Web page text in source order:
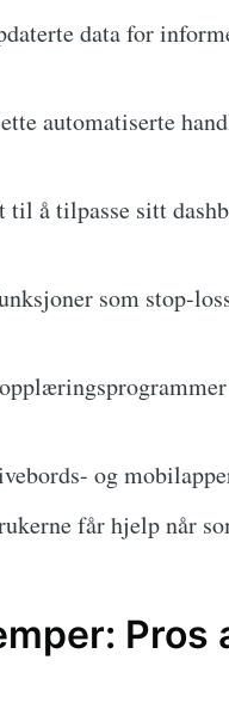
data for
automatiserte
til å tilpasse sitt
som stop-
og
får hjelp når
Pros